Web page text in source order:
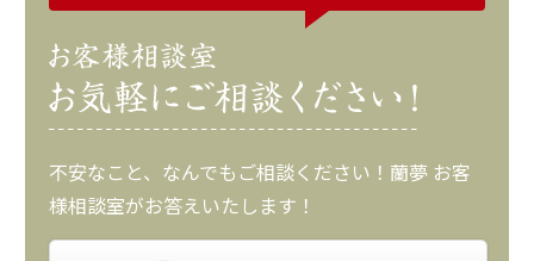
不安なこと、なんでもご相談ください！蘭夢 お客
様相談室がお答えいたします！